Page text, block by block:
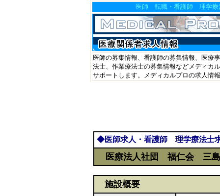
医師 転職・看護師 理学
医師の募集情報、看護師の募集情報、医療
法士、作業療法士の募集情報などメディカ
サポートします。メディカルプロの求人情
◆医師求人・看護師 理学療法
医療法人社団 福仁会 三島
施設概要